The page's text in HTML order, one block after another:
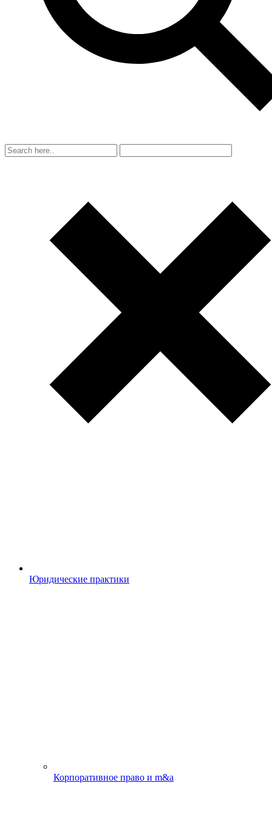
Юридические практики
Корпоративное право и m&a